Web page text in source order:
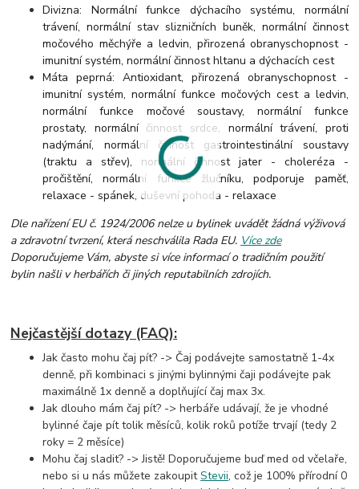
Divizna: Normální funkce dýchacího systému, normální
trávení, normální stav slizničních buněk, normální činnost
močového měchýře a ledvin, přirozená obranyschopnost -
imunitní systém, normální činnost hltanu a dýchacích cest
Máta peprná: Antioxidant, přirozená obranyschopnost -
imunitní systém, normální funkce močových cest a ledvin,
normální funkce močové soustavy, normální funkce
prostaty, normální činnost srdce, normální trávení, proti
nadýmání, normální činnost gastrointestinální soustavy
(traktu a střev), normální činnost jater - choleréza -
pročištění, normální funkce žlučníku, podporuje paměť,
relaxace - spánek, duševní pohoda - relaxace
Dle nařízení EU č. 1924/2006 nelze u bylinek uvádět žádná výživová
a zdravotní tvrzení, která neschválila Rada EU. Více zde
Doporučujeme Vám, abyste si více informací o tradičním použití
bylin našli v herbářích či jiných reputabilních zdrojích.
Nejčastější dotazy (FAQ):
Jak často mohu čaj pít? -> Čaj podávejte samostatně 1-4x
denně, při kombinaci s jinými bylinnými čajipodávejte pak
maximálně 1x denně a doplňující čaj max 3x.
Jak dlouho mám čaj pít? -> herbáře udávají, že je vhodné
bylinné čaje pít tolik měsíců, kolik roků potíže trvají (tedy 2
roky = 2 měsíce)
Mohu čaj sladit? -> Jistě! Doporučujeme buď med od včelaře,
nebo si u nás můžete zakoupitStevii, což je 100% přírodní 0